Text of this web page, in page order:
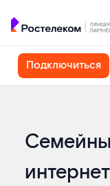
Подключиться